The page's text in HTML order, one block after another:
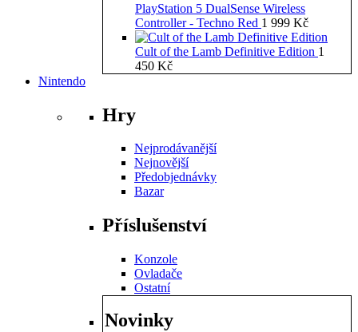
PlayStation 5 DualSense Wireless
Controller - Techno Red 1 999 Kč
Cult of the Lamb Definitive Edition 1
450 Kč
Nintendo
Hry
Nejprodávanější
Nejnovější
Předobjednávky
Bazar
Příslušenství
Konzole
Ovladače
Ostatní
Novinky